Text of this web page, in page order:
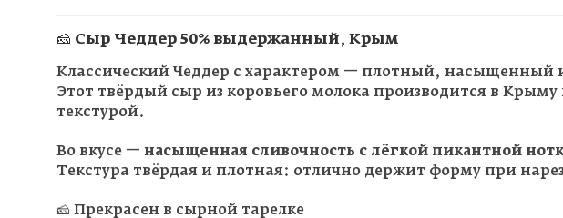
🧀 Сыр Чеддер 50% выдержанный, Крым
Классический Чеддер с характером — плотный, насыщенный
Этот твёрдый сыр из коровьего молока производится в
текстурой.
Во вкусе — насыщенная сливочность с лёгкой пикантной
Текстура твёрдая и плотная: отлично держит форму при
🧀 Прекрасен в сырной тарелке